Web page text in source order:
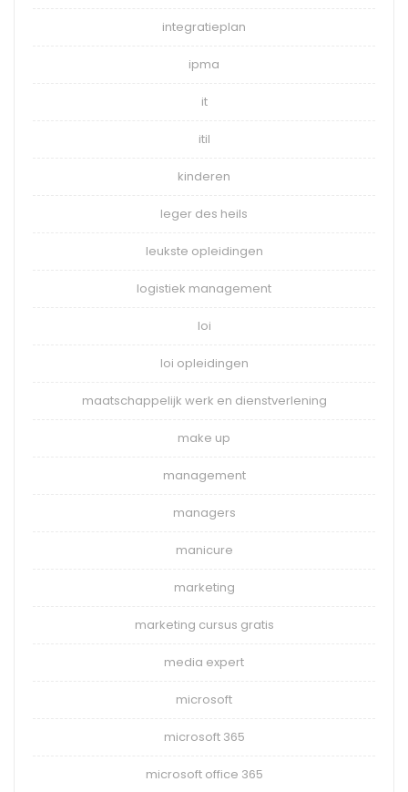
integratieplan
ipma
it
itil
kinderen
leger des heils
leukste opleidingen
logistiek management
loi
loi opleidingen
maatschappelijk werk en dienstverlening
make up
management
managers
manicure
marketing
marketing cursus gratis
media expert
microsoft
microsoft 365
microsoft office 365